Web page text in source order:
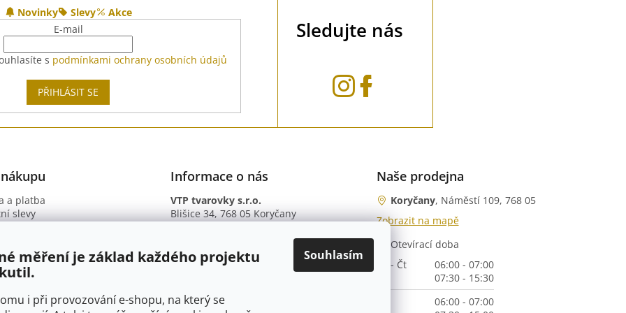
měření je základ každého projektu
i při provozování e-shopu, na který se
Souhlasím
Novinky Slevy
Akce
E-mail
s podmínkami ochrany osobních údajů
PŘIHLÁSIT SE
Sledujte nás
a platba
slevy
ochrany osobních údajů
Informace o nás
VTP tvarovky s.r.o.
Blišice 34, 768 05 Koryčany
B. ú.: 2301934375/2010 (Fio banka)
Naše prodejna
Koryčany, Náměstí 109, 768 05
Zobrazit na mapě
Otevírací doba
Po - Čt
06:00 - 07:00
07:30 - 15:30
06:00 - 07:00